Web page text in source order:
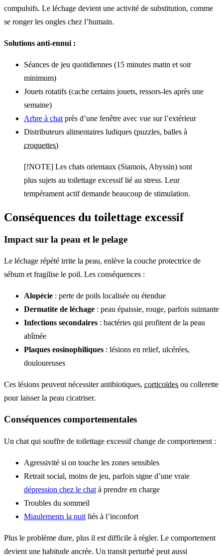
compulsifs. Le léchage devient une activité de substitution, comme
se ronger les ongles chez l’humain.
Solutions anti-ennui :
Séances de jeu quotidiennes (15 minutes matin et soir
minimum)
Jouets rotatifs (cache certains jouets, ressors-les après une
semaine)
Arbre à chat près d’une fenêtre avec vue sur l’extérieur
Distributeurs alimentaires ludiques (puzzles, balles à
croquettes)
[!NOTE] Les chats orientaux (Siamois, Abyssin) sont
plus sujets au toilettage excessif lié au stress. Leur
tempérament actif demande beaucoup de stimulation.
Conséquences du toilettage excessif
Impact sur la peau et le pelage
Le léchage répété irrite la peau, enlève la couche protectrice de
sébum et fragilise le poil. Les conséquences :
Alopécie : perte de poils localisée ou étendue
Dermatite de léchage : peau épaissie, rouge, parfois suintante
Infections secondaires : bactéries qui profitent de la peau
abîmée
Plaques eosinophiliques : lésions en relief, ulcérées,
douloureuses
Ces lésions peuvent nécessiter antibiotiques, corticoïdes ou collerette
pour laisser la peau cicatriser.
Conséquences comportementales
Un chat qui souffre de toilettage excessif change de comportement :
Agressivité si on touche les zones sensibles
Retrait social, moins de jeu, parfois signe d’une vraie
dépression chez le chat à prendre en charge
Troubles du sommeil
Miaulements la nuit liés à l’inconfort
Plus le problème dure, plus il est difficile à régler. Le comportement
devient une habitude ancrée. Un transit perturbé peut aussi